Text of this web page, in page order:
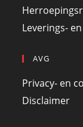
Leverings-
AVG
Privacy- en
Disclaimer